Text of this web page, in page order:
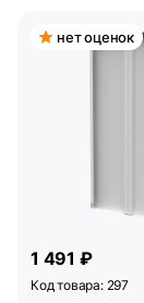
нет оценок
1 491 ₽
Код товара: 297